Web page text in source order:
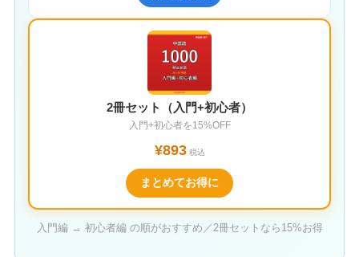
2冊セット（入門+初心者）
入門+初心者を15%OFF
¥893税込
まとめてお得に
入門編 → 初心者編 の順がおすすめ／2冊セットなら15%お得